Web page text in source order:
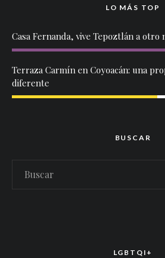
LO MÁS TOP
Casa Fernanda, vive Tepoztlán a otro
Terraza Carmín en Coyoacán: una
diferente
BUSCAR
LGBTQI+